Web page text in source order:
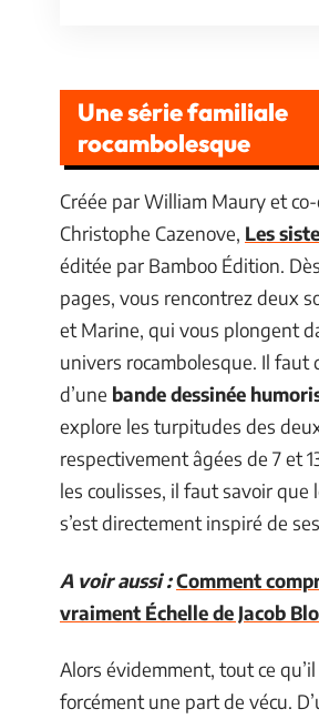
Une série familiale
rocambolesque
Créée par William Maury et
Christophe Cazenove, Les
éditée par Bamboo Édition.
pages, vous rencontrez deux
et Marine, qui vous plongent
univers rocambolesque. Il faut
d’une bande dessinée
explore les turpitudes des
respectivement âgées de 7 et
les coulisses, il faut savoir que
s’est directement inspiré de
A voir aussi :Comment
vraiment Échelle de Jacob
Alors évidemment, tout ce
forcément une part de vécu.